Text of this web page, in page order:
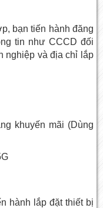
bạn tiến hành đăng
tin như CCCD đối
nghiệp và địa chỉ lắp
khuyến mãi (Dùng
hành lắp đặt thiết bị